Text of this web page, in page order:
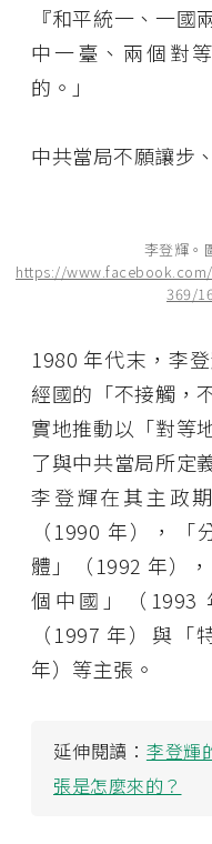
『和平統一、一
中一臺、兩個對
的。」
中共當局不願讓步
李登輝。
https://
369/
1980 年代末，李
經國的「不接觸，
實地推動以「對等
了與中共當局所定
李登輝在其主政
（1990 年），
體」（1992 年）
個中國」（1993
（1997 年）與
年）等主張。
延伸閱讀： 李登輝
張是怎麼來的？